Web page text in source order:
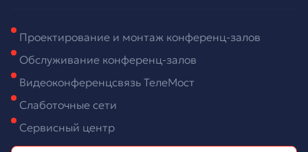
Проектирование и монтаж конференц-залов
Обслуживание конференц-залов
Видеоконференцсвязь ТелеМост
Слаботочные сети
Сервисный центр